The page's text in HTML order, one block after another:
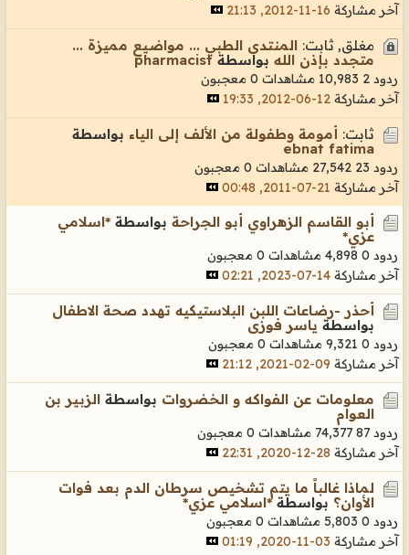
آخر مشاركة 16-11-2012, 21:13
مغلق, ثابت: المنتدى الطبي ... مواضيع مميزة ...
متجدد بإذن الله بواسطة pharmacist
ردود 2 10,983 مشاهدات
0 معجبون
آخر مشاركة 12-06-2012, 19:33
ثابت: أمومة وطفولة من الألف إلى الياء بواسطة
ebnat fatima
ردود 23 27,542 مشاهدات
0 معجبون
آخر مشاركة 21-07-2011, 00:48
أبو القاسم الزهراوي أبو الجراحة بواسطة *اسلامي
عزي*
ردود 0 4,898 مشاهدات
0 معجبون
آخر مشاركة 14-07-2023, 02:21
أحذر -رضاعات اللبن البلاستيكيه تهدد صحة الاطفال
بواسطة ياسر فوزى
ردود 0 9,321 مشاهدات
0 معجبون
آخر مشاركة 09-02-2021, 21:12
معلومات عن الفواكه و الخضروات بواسطة الزبير بن
العوام
ردود 87 74,377 مشاهدات
0 معجبون
آخر مشاركة 28-12-2020, 22:31
لماذا غالباً ما يتم تشخيص سرطان الدم بعد فوات
الأوان؟ بواسطة*اسلامي عزي*
ردود 0 5,803 مشاهدات
0 معجبون
آخر مشاركة 03-11-2020, 01:19